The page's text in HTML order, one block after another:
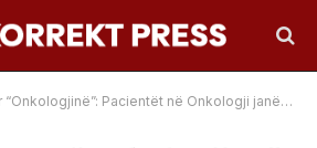
Pacientët në Onkologji janë trajtuar në mënyrë të papërshtatshme